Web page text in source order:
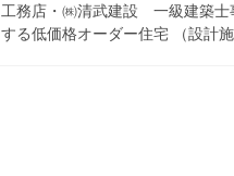
工務店・㈱清武建設 一級建築士
する低価格オーダー住宅 （設計